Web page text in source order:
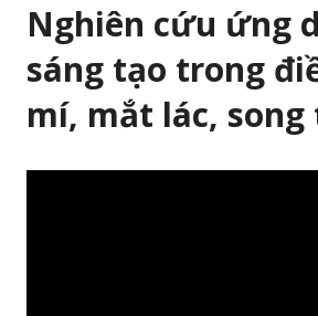
Nghiên cứu ứng
sáng tạo trong
mí, mắt lác, song